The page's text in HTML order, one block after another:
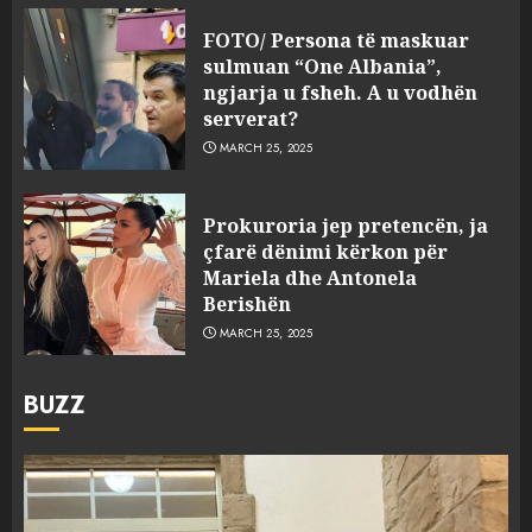
FOTO/ Persona të maskuar
sulmuan “One Albania”,
ngjarja u fsheh. A u vodhën
serverat?
MARCH 25, 2025
Prokuroria jep pretencën, ja
çfarë dënimi kërkon për
Mariela dhe Antonela
Berishën
MARCH 25, 2025
BUZZ